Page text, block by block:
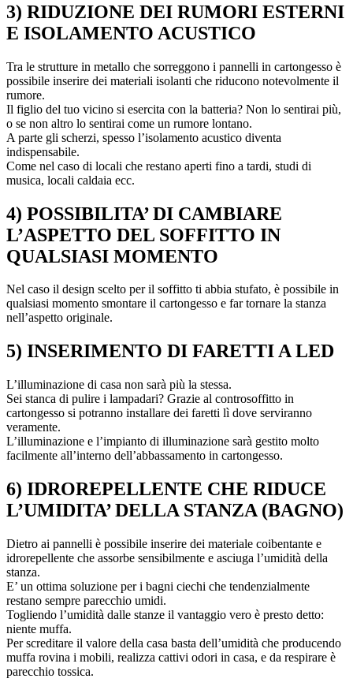
3) RIDUZIONE DEI RUMORI ESTERNI
E ISOLAMENTO ACUSTICO
Tra le strutture in metallo che sorreggono i pannelli in cartongesso è
possibile inserire dei materiali isolanti che riducono notevolmente il
rumore.
Il figlio del tuo vicino si esercita con la batteria? Non lo sentirai più,
o se non altro lo sentirai come un rumore lontano.
A parte gli scherzi, spesso l’isolamento acustico diventa
indispensabile.
Come nel caso di locali che restano aperti fino a tardi, studi di
musica, locali caldaia ecc.
4) POSSIBILITA’ DI CAMBIARE
L’ASPETTO DEL SOFFITTO IN
QUALSIASI MOMENTO
Nel caso il design scelto per il soffitto ti abbia stufato, è possibile in
qualsiasi momento smontare il cartongesso e far tornare la stanza
nell’aspetto originale.
5) INSERIMENTO DI FARETTI A LED
L’illuminazione di casa non sarà più la stessa.
Sei stanca di pulire i lampadari? Grazie al controsoffitto in
cartongesso si potranno installare dei faretti lì dove serviranno
veramente.
L’illuminazione e l’impianto di illuminazione sarà gestito molto
facilmente all’interno dell’abbassamento in cartongesso.
6) IDROREPELLENTE CHE RIDUCE
L’UMIDITA’ DELLA STANZA (BAGNO)
Dietro ai pannelli è possibile inserire dei materiale coibentante e
idrorepellente che assorbe sensibilmente e asciuga l’umidità della
stanza.
E’ un ottima soluzione per i bagni ciechi che tendenzialmente
restano sempre parecchio umidi.
Togliendo l’umidità dalle stanze il vantaggio vero è presto detto:
niente muffa.
Per screditare il valore della casa basta dell’umidità che producendo
muffa rovina i mobili, realizza cattivi odori in casa, e da respirare è
parecchio tossica.